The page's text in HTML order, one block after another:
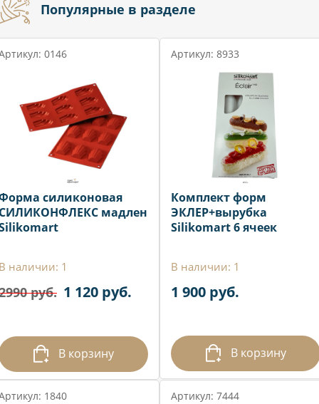
Популярные в разделе
0146
силиконовая
мадлен
наличии: 1
руб. 1 120 руб.
В корзину
Артикул: 8933
Комплект форм
ЭКЛЕР+вырубка
Silikomart 6 ячеек
В наличии: 1
1 900 руб.
В корзину
1840 Артикул: 7444